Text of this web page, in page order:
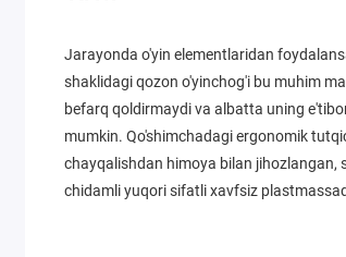
Jarayonda o'yin elementlaridan
shaklidagi qozon o'yinchog'i bu muhim
befarq qoldirmaydi va albatta uning
mumkin. Qo'shimchadagi ergonomik
chayqalishdan himoya bilan jihozlangan,
chidamli yuqori sifatli xavfsiz